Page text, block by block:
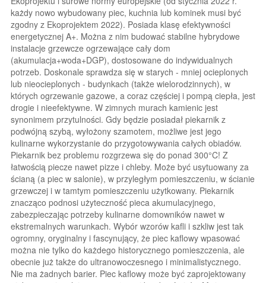
każdy nowo wybudowany piec, kuchnia lub kominek musi być
zgodny z Ekoprojektem 2022). Posiada klasę efektywności
energetycznej A+. Można z nim budować stabilne hybrydowe
instalacje grzewcze ogrzewające cały dom
(akumulacja+woda+DGP), dostosowane do indywidualnych
potrzeb. Doskonale sprawdza się w starych - mniej ocieplonych
lub nieocieplonych - budynkach (także wielorodzinnych), w
których ogrzewanie gazowe, a coraz częściej i pompą ciepła, jest
drogie i nieefektywne. W zimnych murach kamienic jest
synonimem przytulności. Gdy będzie posiadał piekarnik z
podwójną szybą, wyłożony szamotem, możliwe jest jego
kulinarne wykorzystanie do przygotowywania całych obiadów.
Piekarnik bez problemu rozgrzewa się do ponad 300°C! Z
łatwością piecze nawet pizze i chleby. Może być usytuowany za
ścianą (a piec w salonie), w przyległym pomieszczeniu, w ścianie
grzewczej i w tamtym pomieszczeniu użytkowany. Piekarnik
znacząco podnosi użyteczność pieca akumulacyjnego,
zabezpieczając potrzeby kulinarne domowników nawet w
ekstremalnych warunkach. Wybór wzorów kafli i szkliw jest tak
ogromny, oryginalny i fascynujący, że piec kaflowy wpasować
można nie tylko do każdego historycznego pomieszczenia, ale
obecnie już także do ultranowoczesnego i minimalistycznego.
Nie ma żadnych barier. Piec kaflowy może być zaprojektowany